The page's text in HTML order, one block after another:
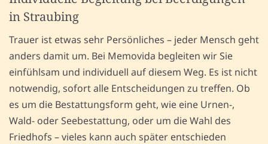
in Straubing
Trauer ist etwas sehr Persönliches – jeder Mensch geht
anders damit um. Bei Memovida begleiten wir Sie
einfühlsam und individuell auf diesem Weg. Es ist nicht
notwendig, sofort alle Entscheidungen zu treffen. Ob
es um die Bestattungsform geht, wie eine Urnen-,
Wald- oder Seebestattung, oder um die Wahl des
Friedhofs – vieles kann auch später entschieden